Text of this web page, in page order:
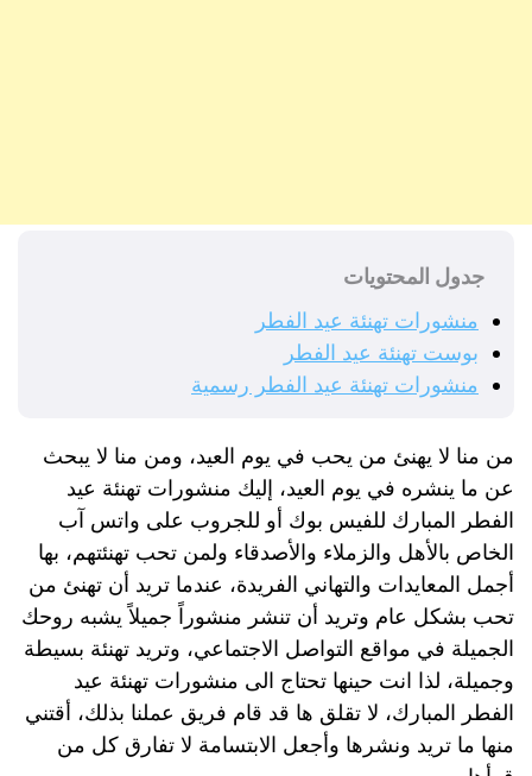
جدول المحتويات
منشورات تهنئة عيد الفطر
بوست تهنئة عيد الفطر
منشورات تهنئة عيد الفطر رسمية
من منا لا يهنئ من يحب في يوم العيد، ومن منا لا يبحث
عن ما ينشره في يوم العيد، إليك منشورات تهنئة عيد
الفطر المبارك للفيس بوك أو للجروب على واتس آب
الخاص بالأهل والزملاء والأصدقاء ولمن تحب تهنئتهم، بها
أجمل المعايدات والتهاني الفريدة، عندما تريد أن تهنئ من
تحب بشكل عام وتريد أن تنشر منشوراً جميلاً يشبه روحك
الجميلة في مواقع التواصل الاجتماعي، وتريد تهنئة بسيطة
وجميلة، لذا انت حينها تحتاج الى منشورات تهنئة عيد
الفطر المبارك، لا تقلق ها قد قام فريق عملنا بذلك، أقتني
منها ما تريد ونشرها وأجعل الابتسامة لا تفارق كل من